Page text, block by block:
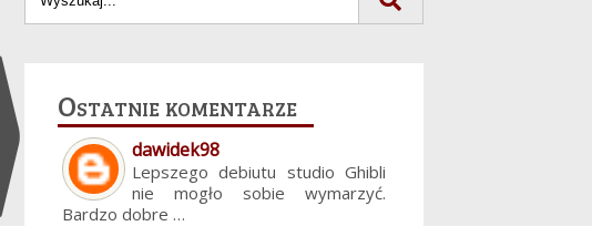
Ukryj
Ostatnie komentarze
dawidek98
Lepszego debiutu studio Ghibli
nie mogło sobie wymarzyć.
Bardzo dobre …